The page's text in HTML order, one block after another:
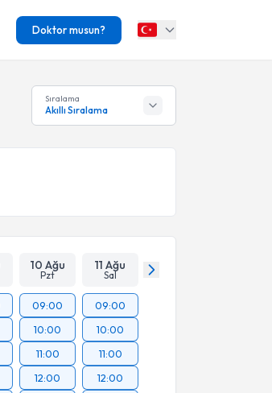
Doktor musun?
Sıralama
Akıllı Sıralama
10 Ağu
Pzt
11 Ağu
Sal
09:00
10:00
11:00
12:00
09:00
10:00
11:00
12:00